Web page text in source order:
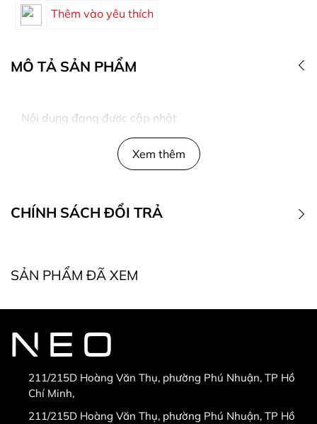
Thêm vào yêu thích
MÔ TẢ SẢN PHẨM
Nội dung đang được cập nhật
Xem thêm
CHÍNH SÁCH ĐỔI TRẢ
* Điều kiện bắt buộc khi đổi, trả hàng:
* Hàng được đổi trả khi:
SẢN PHẨM ĐÃ XEM
211/215D Hoàng Văn Thụ, phường Phú Nhuận, TP Hồ
Chí Minh,
211/215D Hoàng Văn Thụ, phường Phú Nhuận, TP Hồ